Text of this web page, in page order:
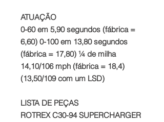
ATUAÇÃO
0-60 em 5,90 segundos (fábrica =
6,60) 0-100 em 13,80 segundos
(fábrica = 17,80) ¼ de milha
14,10/106 mph (fábrica = 18,4)
(13,50/109 com um LSD)
LISTA DE PEÇAS
ROTREX C30-94 SUPERCHARGER